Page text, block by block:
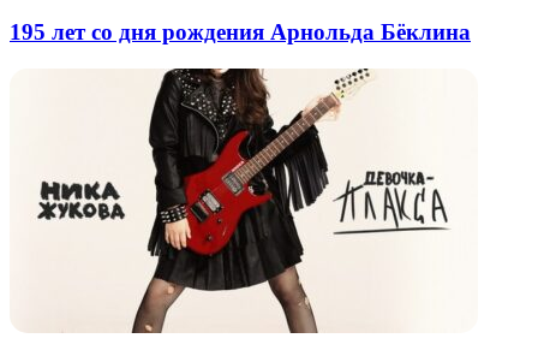
195 лет со дня рождения Арнольда Бёклина